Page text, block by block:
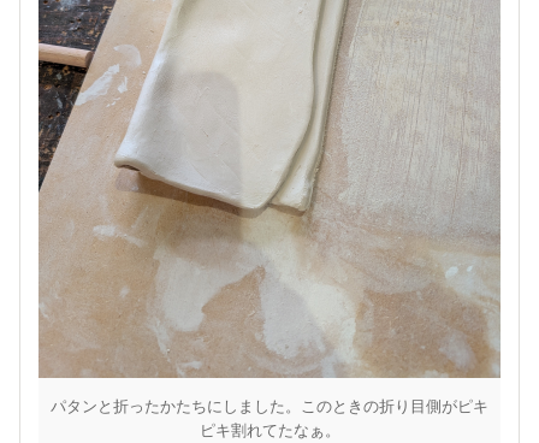
パタンと折ったかたちにしました。このときの折り目側がピキ
ピキ割れてたなぁ。